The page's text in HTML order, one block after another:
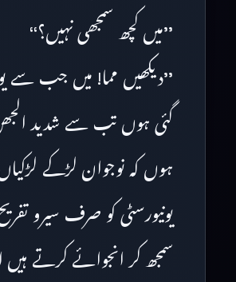
’’میں کچھ سمجھی نہیں؟‘‘
’’دیکھیں مما! میں جب سے
گئی ہوں تب سے شدید
ہوں کہ نوجوان لڑکے
یونیورسٹی کو صرف سیرو
سمجھ کر انجوائے کرتے ہیں